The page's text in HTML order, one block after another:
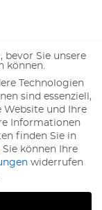
Sie unsere
können.
Technologien
sind essenziell,
Website und Ihre
Informationen
finden Sie in
Sie können Ihre
widerrufen